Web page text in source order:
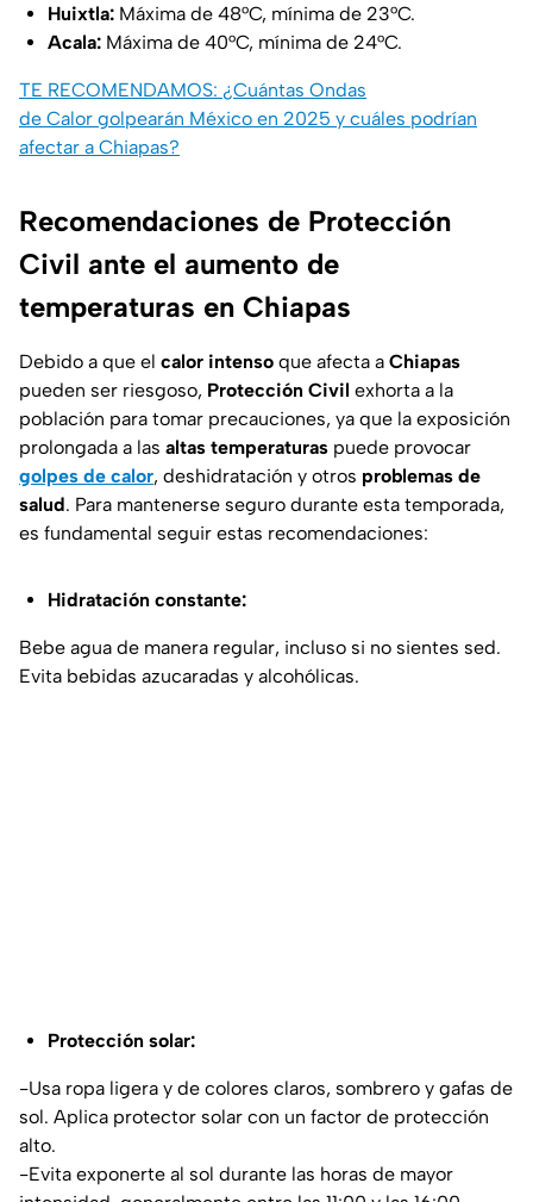
Huixtla: Máxima de 48°C, mínima de 23°C.
Acala: Máxima de 40°C, mínima de 24°C.
TE RECOMENDAMOS: ¿Cuántas Ondas
de Calor golpearán México en 2025 y cuáles podrían
afectar a Chiapas?
Recomendaciones de Protección
Civil ante el aumento de
temperaturas en Chiapas
Debido a que el calor intenso que afecta a Chiapas
pueden ser riesgoso, Protección Civil exhorta a la
población para tomar precauciones, ya que la exposición
prolongada a las altas temperaturas puede provocar
golpes de calor, deshidratación y otros problemas de
salud. Para mantenerse seguro durante esta temporada,
es fundamental seguir estas recomendaciones:
Hidratación constante:
Bebe agua de manera regular, incluso si no sientes sed.
Evita bebidas azucaradas y alcohólicas.
Protección solar:
-Usa ropa ligera y de colores claros, sombrero y gafas de
sol. Aplica protector solar con un factor de protección
alto.
-Evita exponerte al sol durante las horas de mayor